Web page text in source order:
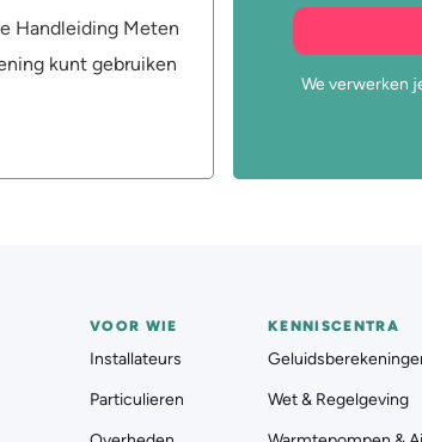
We verwerken
Handleiding Meten
kunt gebruiken
VOOR WIE
Installateurs
Particulieren
KENNISCENTRA
Wet & Regelgeving